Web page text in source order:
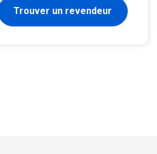
Trouver un revendeur